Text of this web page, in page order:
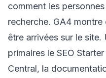
comment les
recherche. GA4 montre
être arrivées sur le
primaires le SEO
Central, la